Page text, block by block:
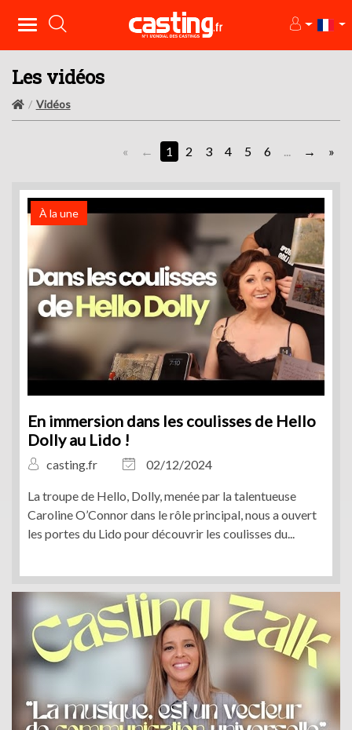
Les vidéos
Vidéos
« 1 2 3 4 5 6 ... »
À la une
En immersion dans les coulisses de Hello
Dolly au Lido !
casting.fr 02/12/2024
La troupe de Hello, Dolly, menée par la talentueuse
Caroline O’Connor dans le rôle principal, nous a ouvert
les portes du Lido pour découvrir les coulisses du...